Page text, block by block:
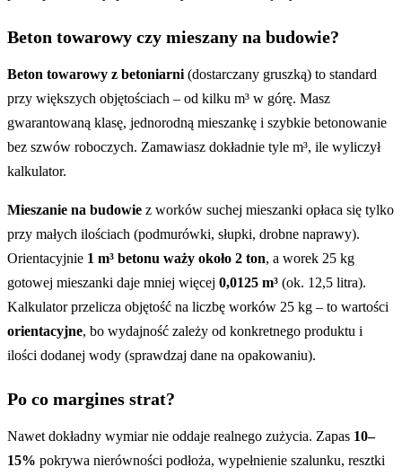
Beton towarowy czy mieszany na budowie?
Beton towarowy z betoniarni(dostarczany gruszką) to standard
przy większych objętościach – od kilku m³ w górę. Masz
gwarantowaną klasę, jednorodną mieszankę i szybkie betonowanie
bez szwów roboczych. Zamawiasz dokładnie tyle m³, ile wyliczył
kalkulator.
Mieszanie na budowie z worków suchej mieszanki opłaca się tylko
przy małych ilościach (podmurówki, słupki, drobne naprawy).
Orientacyjnie 1 m³ betonu waży około 2 ton, a worek 25 kg
gotowej mieszanki daje mniej więcej 0,0125 m³ (ok. 12,5 litra).
Kalkulator przelicza objętość na liczbę worków 25 kg – to wartości
orientacyjne, bo wydajność zależy od konkretnego produktu i
ilości dodanej wody (sprawdzaj dane na opakowaniu).
Po co margines strat?
Nawet dokładny wymiar nie oddaje realnego zużycia. Zapas 10–
15% pokrywa nierówności podłoża, wypełnienie szalunku, resztki